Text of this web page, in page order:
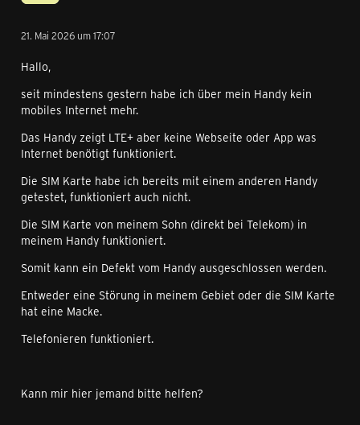
21. Mai 2026 um 17:07
Hallo,
seit mindestens gestern habe ich über mein Handy kein
mobiles Internet mehr.
Das Handy zeigt LTE+ aber keine Webseite oder App was
Internet benötigt funktioniert.
Die SIM Karte habe ich bereits mit einem anderen Handy
getestet, funktioniert auch nicht.
Die SIM Karte von meinem Sohn (direkt bei Telekom) in
meinem Handy funktioniert.
Somit kann ein Defekt vom Handy ausgeschlossen werden.
Entweder eine Störung in meinem Gebiet oder die SIM Karte
hat eine Macke.
Telefonieren funktioniert.
Kann mir hier jemand bitte helfen?